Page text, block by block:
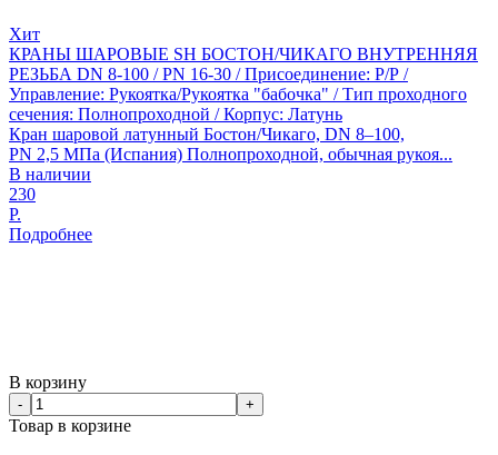
Хит
КРАНЫ ШАРОВЫЕ SH БОСТОН/ЧИКАГО ВНУТРЕННЯЯ
РЕЗЬБА DN 8-100 / PN 16-30 / Присоединение: Р/Р /
Управление: Рукоятка/Рукоятка "бабочка" / Тип проходного
сечения: Полнопроходной / Корпус: Латунь
Кран шаровой латунный Бостон/Чикаго, DN 8–100,
PN 2,5 МПа (Испания) Полнопроходной, обычная рукоя...
В наличии
230
Р.
Подробнее
В корзину
- +
Товар в корзине